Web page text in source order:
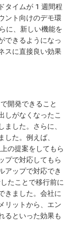
タイムが 1 週間程
ント向けのデモ環
に、新しい機能を
できるようになっ
スに直接良い効果
開発できること
しがなくなったこ
した。さらに、
た。例えば、
の提案をしてもら
プで対応してもら
アップで対応でき
たことで移行前に
きました。会社に
リットから、エン
るといった効果も